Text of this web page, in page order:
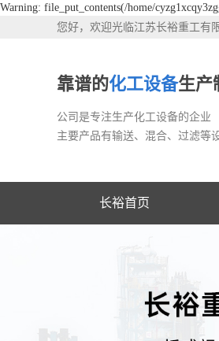
Warning: file_put_contents(/home/
您好，欢迎光临江苏长裕重工有
靠谱的化工设备生产
公司是专注生产化工设备的企业
主要产品有输送、混合、过滤等
长裕首页